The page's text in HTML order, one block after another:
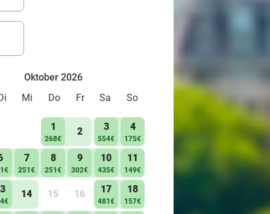
Oktober 2026
Mi Do Fr Sa So
1
268€
2 3
554€
4
175€
7
251€
8
251€
9
302€
10
435€
11
149€
14 15 16 17
481€
18
157€